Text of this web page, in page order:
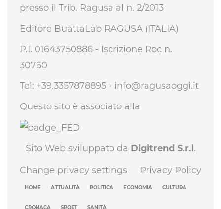
presso il Trib. Ragusa al n. 2/2013
Editore BuattaLab RAGUSA (ITALIA)
P.I. 01643750886 - Iscrizione Roc n.
30760
Tel: +39.3357878895 - info@ragusaoggi.it
Questo sito è associato alla
Sito Web sviluppato da Digitrend S.r.l .
Change privacy settings
Privacy Policy
HOME ATTUALITÀ POLITICA ECONOMIA CULTURA
CRONACA SPORT SANITÀ